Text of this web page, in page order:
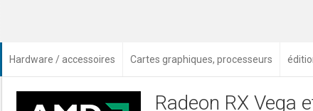
Hardware / accessoires Cartes graphiques, processeurs
Radeon RX Vega